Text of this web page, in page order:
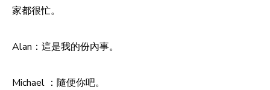
家都很忙。
Alan：這是我的份內事。
Michael ：隨便你吧。